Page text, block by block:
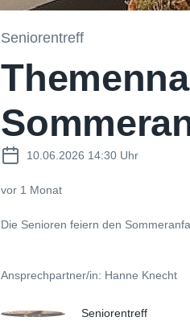
Seniorentreff
10.06.2026 14:30 Uhr
vor 1 Monat
Die Senioren feiern den
Ansprechpartner/in: Hanne Knecht
Seniorentreff